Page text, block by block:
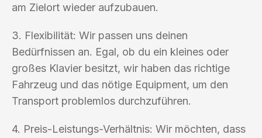
am Zielort wieder aufzubauen.
3. Flexibilität: Wir passen uns deinen
Bedürfnissen an. Egal, ob du ein kleines oder
großes Klavier besitzt, wir haben das richtige
Fahrzeug und das nötige Equipment, um den
Transport problemlos durchzuführen.
4. Preis-Leistungs-Verhältnis: Wir möchten, dass